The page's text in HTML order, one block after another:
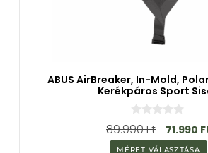
ABUS AirBreaker, In-Mold,
Kerékpáros Sport
0
a
89.990Ft 71.990
MÉRET VÁLASZTÁSA